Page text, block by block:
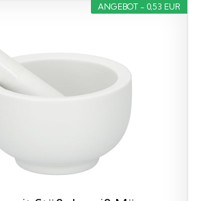
ANGEBOT - 0,53 EUR